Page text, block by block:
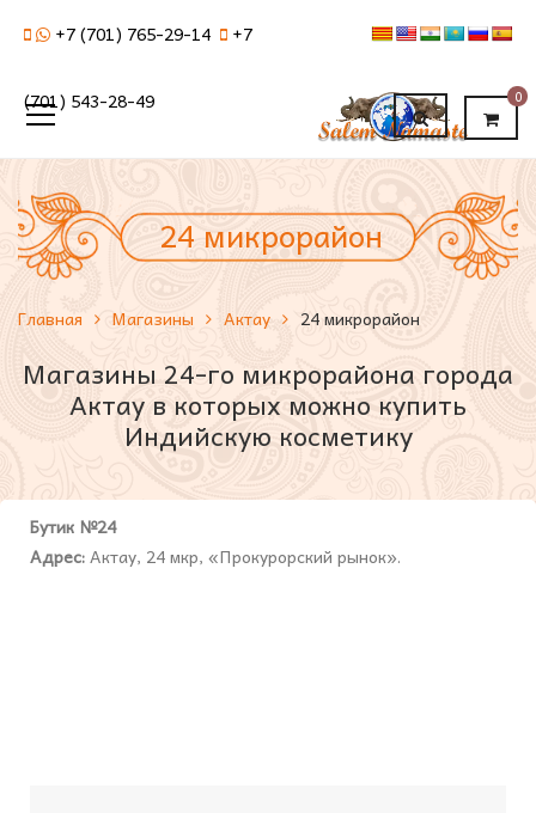
+7 (701) 765-29-14 +7
(701) 543-28-49 0
24 микрорайон
Главная Магазины Актау 24 микрорайон
Магазины 24-го микрорайона города
Актау в которых можно купить
Индийскую косметику
Бутик №24
Адрес:Актау, 24 мкр, «Прокурорский рынок».